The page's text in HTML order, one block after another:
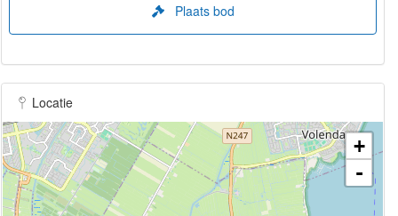
Plaats bod
Locatie
+
-